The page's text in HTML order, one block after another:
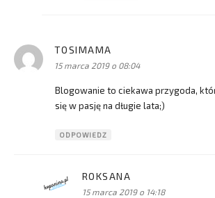
TOSIMAMA
15 marca 2019 o 08:04
Blogowanie to ciekawa przygoda,
się w pasję na długie lata;)
ODPOWIEDZ
ROKSANA
15 marca 2019 o 14:18